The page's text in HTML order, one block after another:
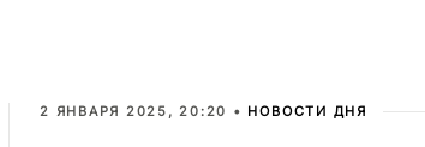
2 ЯНВАРЯ 2025, 20:20 • НОВОСТИ ДНЯ